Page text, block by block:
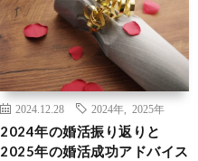
2024.12.28 2024年 2025年
2024年の婚活振り返りと
2025年の婚活成功アドバイス